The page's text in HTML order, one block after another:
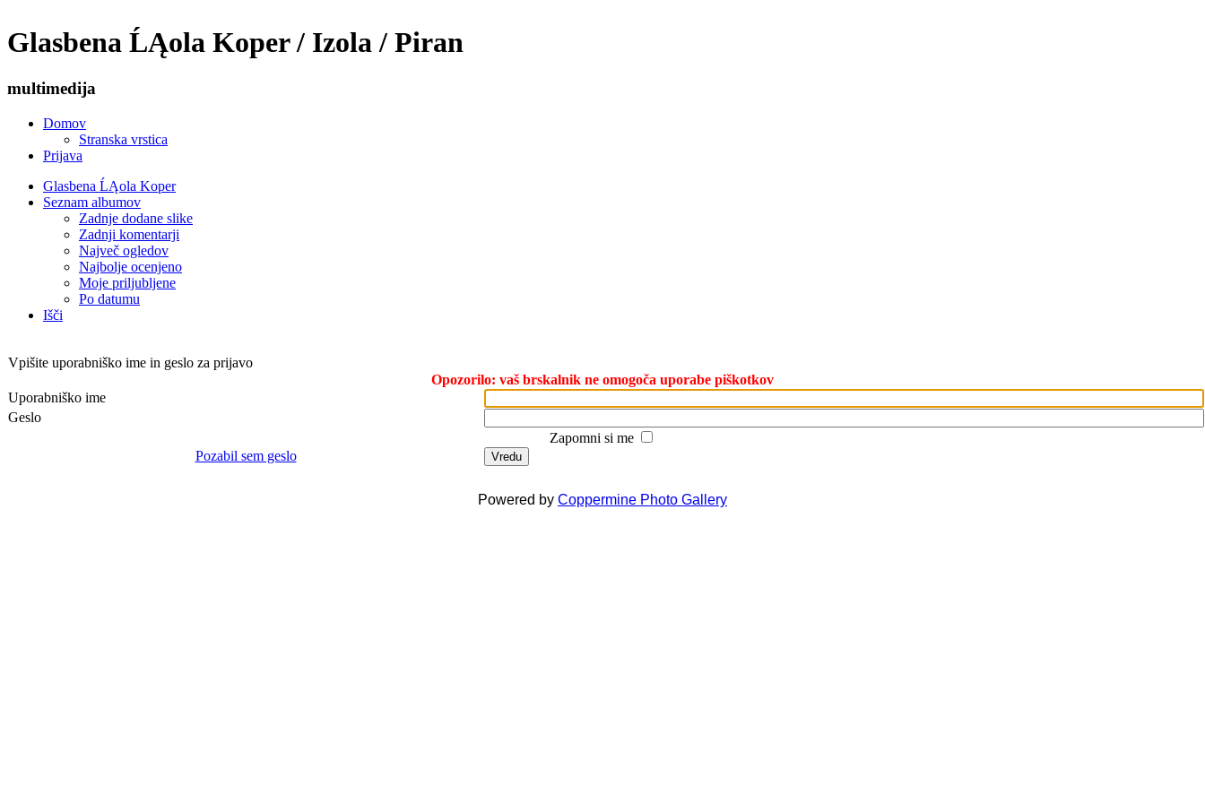
Glasbena ĹĄola Koper / Izola / Piran
multimedija
Domov
Stranska vrstica
Prijava
Glasbena ĹĄola Koper
Seznam albumov
Zadnje dodane slike
Zadnji komentarji
Največ ogledov
Najbolje ocenjeno
Moje priljubljene
Po datumu
Išči
Vpišite uporabniško ime in geslo za prijavo
Opozorilo: vaš brskalnik ne omogoča uporabe piškotkov
Uporabniško ime
Geslo
Zapomni si me
Pozabil sem geslo
Vredu
Powered by Coppermine Photo Gallery